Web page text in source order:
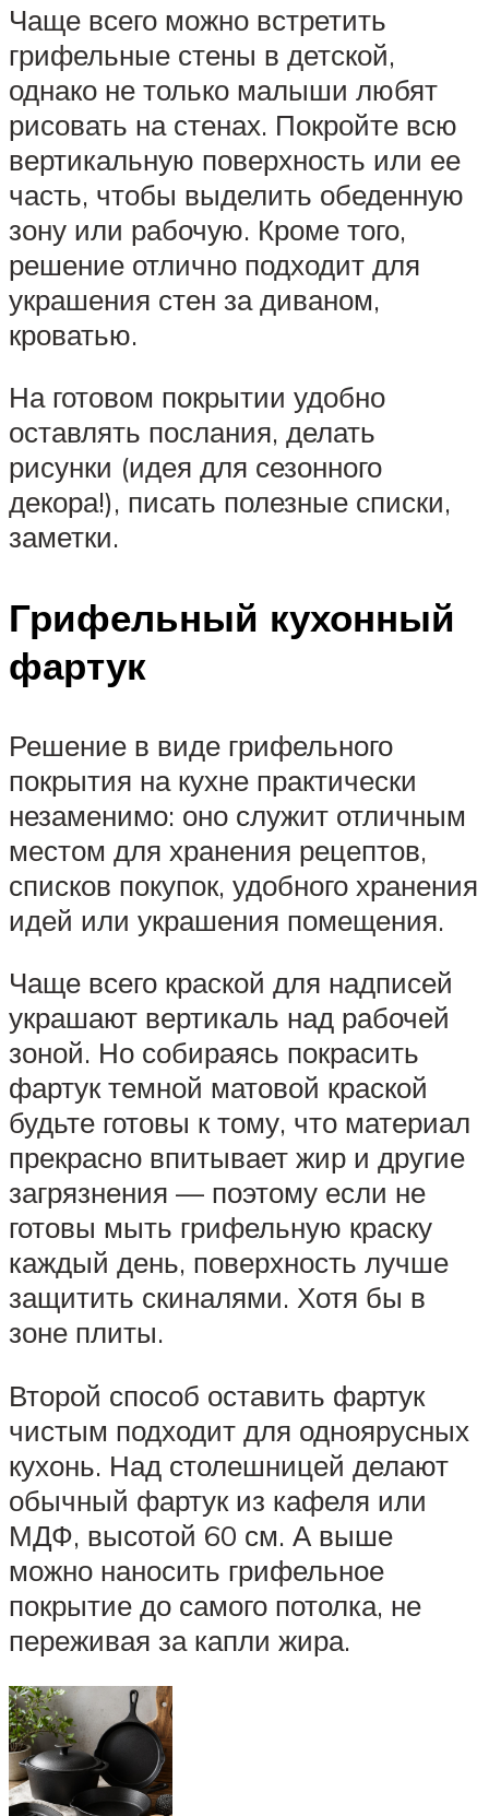
Чаще всего можно встретить
грифельные стены в детской,
однако не только малыши любят
рисовать на стенах. Покройте всю
вертикальную поверхность или ее
часть, чтобы выделить обеденную
зону или рабочую. Кроме того,
решение отлично подходит для
украшения стен за диваном,
кроватью.
На готовом покрытии удобно
оставлять послания, делать
рисунки (идея для сезонного
декора!), писать полезные списки,
заметки.
Грифельный кухонный
фартук
Решение в виде грифельного
покрытия на кухне практически
незаменимо: оно служит отличным
местом для хранения рецептов,
списков покупок, удобного хранения
идей или украшения помещения.
Чаще всего краской для надписей
украшают вертикаль над рабочей
зоной. Но собираясь покрасить
фартук темной матовой краской
будьте готовы к тому, что материал
прекрасно впитывает жир и другие
загрязнения — поэтому если не
готовы мыть грифельную краску
каждый день, поверхность лучше
защитить скиналями. Хотя бы в
зоне плиты.
Второй способ оставить фартук
чистым подходит для одноярусных
кухонь. Над столешницей делают
обычный фартук из кафеля или
МДФ, высотой 60 см. А выше
можно наносить грифельное
покрытие до самого потолка, не
переживая за капли жира.